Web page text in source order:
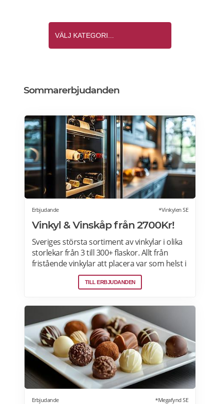
Sommarerbjudanden
Erbjudande *Vinkylen SE
Vinkyl & Vinskåp från 2700Kr!
Sveriges största sortiment av vinkylar i olika
storlekar från 3 till 300+ flaskor. Allt från
fristående vinkylar att placera var som helst i
hemmet, till inbyggda eller integrerbara
vinkylar som elegant smälter in i
Designa din vinkyl i vilken färg du vill! Läs
mer>>>
TILL ERBJUDANDEN
Erbjudande *Megafynd SE